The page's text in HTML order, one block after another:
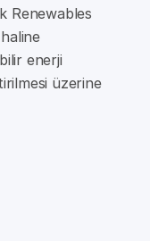
Renewables
enerji
üzerine